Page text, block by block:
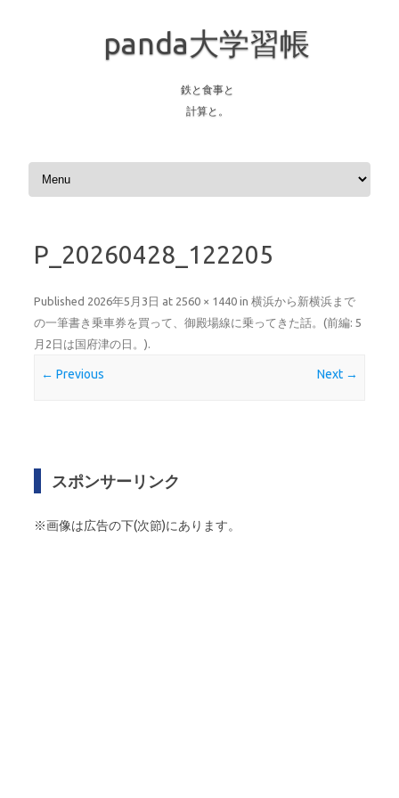
panda大学習帳
鉄と食事と
計算と。
Skip to content
P_20260428_122205
Published 2026年5月3日 at 2560 × 1440 in 横浜から新横浜まで
の一筆書き乗車券を買って、御殿場線に乗ってきた話。(前編: 5
月2日は国府津の日。).
← Previous Next →
スポンサーリンク
※画像は広告の下(次節)にあります。